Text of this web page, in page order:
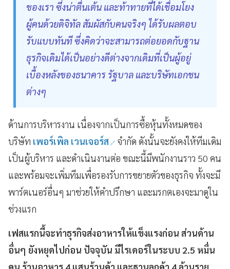
ของเรา ซึ่งน่าตื่นเต้น และท้าทายที่ได้เชื่อมโยง
ผู้คนด้วยดิจิทัล สัมผัสกับคนจริงๆ ได้รับผลตอบ
รับแบบทันที ซึ่งคิดว่าจะสามารถต่อยอดกับฐาน
ธุรกิจเดิมได้เป็นอย่างดีต่างจากเดิมที่เป็นผู้อยู่
เบื้องหลังของธนาคาร รัฐบาล และบริษัทเอกชน
ต่างๆ
ด้านการบริหารงาน เนื่องจากเป็นการซื้อหุ้นทั้งหมดของ
บริษัท เพอร์เพิล เวนเจอร์ส จำกัด ดังนั้นจะยังคงให้ทีมเดิม
เป็นผู้บริหาร และดำเนินงานต่อ ขณะนี้มีพนักงานราว 50 คน
และพร้อมจะเพิ่มทีมเพื่อรองรับการขยายตัวของธุรกิจ ทั้งจะมี
พาร์ตเนอร์อื่นๆ มาช่วยให้คำปรึกษา และมรกตเองจะมาดูใน
ช่วงแรก
เฟสแรกนี้จะทำธุรกิจส่งอาหารให้แข็งแรงก่อน ส่วนด้าน
อื่นๆ ยังหยุดไปก่อน ปัจจุบัน มีไรเดอร์ในระบบ 2.5 หมื่น
คน ร้านอาหาร 4 แสนร้านค้า และฐานลูกค้า 4 ล้านราย